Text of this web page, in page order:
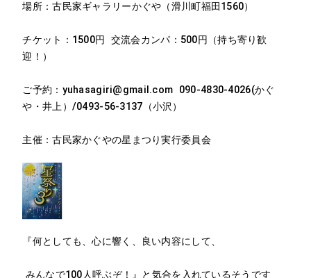
場所：古民家ギャラリーかぐや（滑川町福田1560）
チケット：1500円 交流会カンパ：500円（持ち寄り歓
迎！）
ご予約：yuhasagiri@gmail.com 090-4830-4026(かぐ
や・井上）/0493-56-3137（小沢）
主催：古民家かぐやの星まつり実行委員会
『何としても、心に響く、良い内容にして、
みんなで100人呼ぶぞ！』と気合を入れているそうです